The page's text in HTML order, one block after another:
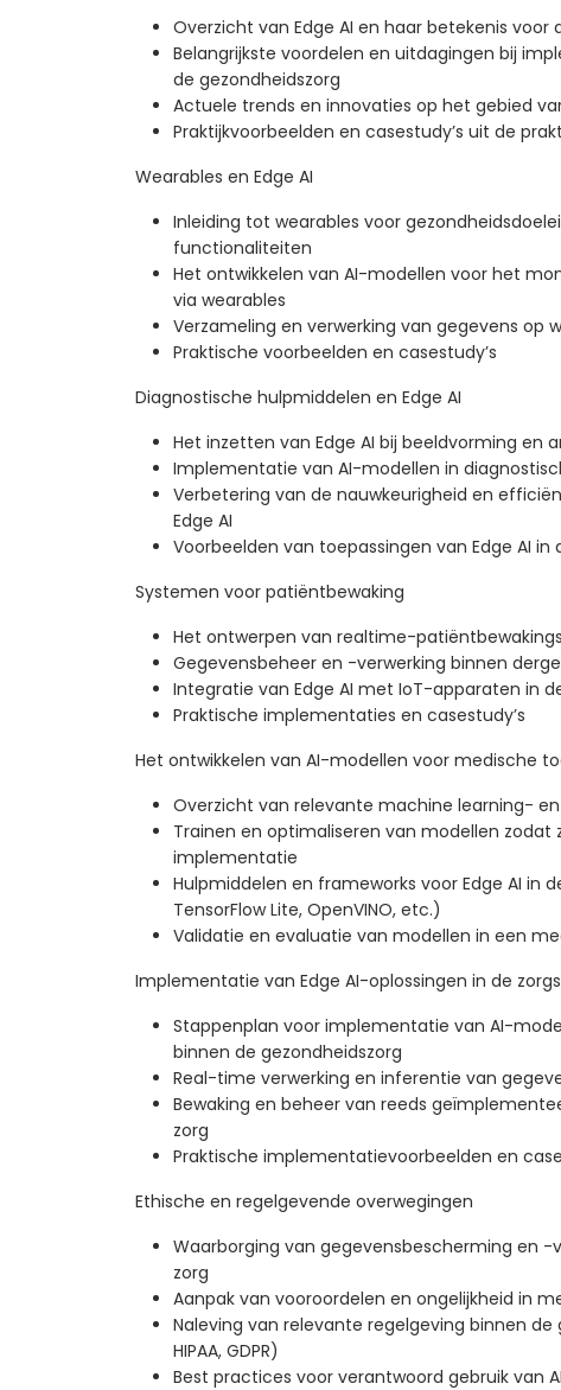
Overzicht van Edge AI en haar betekenis voor
Belangrijkste voordelen en uitdagingen bij
de gezondheidszorg
Actuele trends en innovaties op het gebied
Praktijkvoorbeelden en casestudy’s uit de
Wearables en Edge AI
Inleiding tot wearables voor
functionaliteiten
Het ontwikkelen van AI-modellen voor het
via wearables
Verzameling en verwerking van gegevens op
Praktische voorbeelden en casestudy’s
Diagnostische hulpmiddelen en Edge AI
Het inzetten van Edge AI bij beeldvorming en
Implementatie van AI-modellen in
Verbetering van de nauwkeurigheid en
Edge AI
Voorbeelden van toepassingen van Edge AI in
Systemen voor patiëntbewaking
Het ontwerpen van realtime-
Gegevensbeheer en -verwerking binnen
Integratie van Edge AI met IoT-apparaten in
Praktische implementaties en casestudy’s
Het ontwikkelen van AI-modellen voor medische
Overzicht van relevante machine learning-
Trainen en optimaliseren van modellen zodat
implementatie
Hulpmiddelen en frameworks voor Edge AI in
TensorFlow Lite, OpenVINO, etc.)
Validatie en evaluatie van modellen in een
Implementatie van Edge AI-oplossingen in de
Stappenplan voor implementatie van AI-
binnen de gezondheidszorg
Real-time verwerking en inferentie van
Bewaking en beheer van reeds
zorg
Praktische implementatievoorbeelden en
Ethische en regelgevende overwegingen
Waarborging van gegevensbescherming en -
zorg
Aanpak van vooroordelen en ongelijkheid in
Naleving van relevante regelgeving binnen de
HIPAA, GDPR)
Best practices voor verantwoord gebruik van